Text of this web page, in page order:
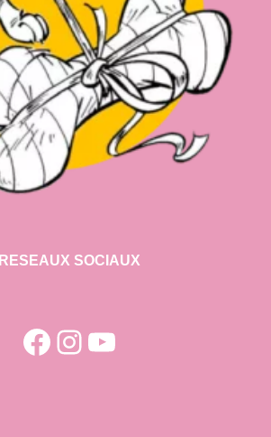
RESEAUX SOCIAUX
Facebook
Instagram
YouTube